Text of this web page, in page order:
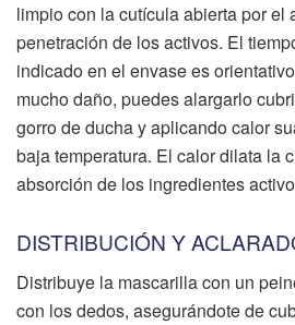
limpio con la cutícula abierta por el
penetración de los activos. El
indicado en el envase es
mucho daño, puedes alargarlo
gorro de ducha y aplicando calor
baja temperatura. El calor dilata la
absorción de los ingredientes
DISTRIBUCIÓN Y
Distribuye la mascarilla con un
con los dedos, asegurándote de